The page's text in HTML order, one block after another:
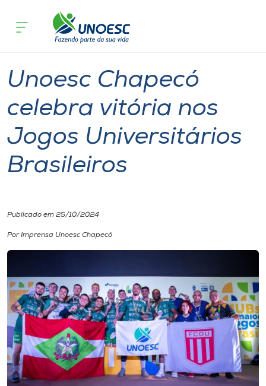
Cursos
Pesquisa
Atendimento ao Estudante
Portal de Ensino
I.nova
Diplomados
Cultura
Chapecó
Unoesc Chapecó
celebra vitória nos
Jogos Universitários
Brasileiros
Publicado em 25/10/2024
Por Imprensa Unoesc Chapecó